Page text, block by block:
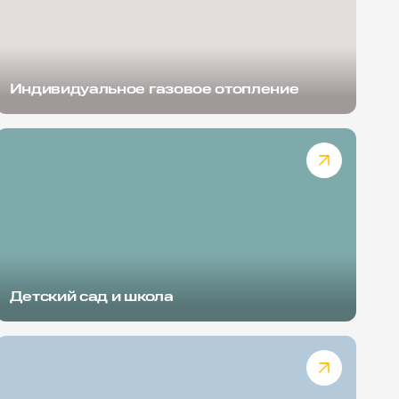
Индивидуальное газовое отопление
Детский сад и школа